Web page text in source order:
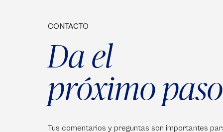
CONTACTO
Da el
próximo paso
Tus comentarios y preguntas son importantes